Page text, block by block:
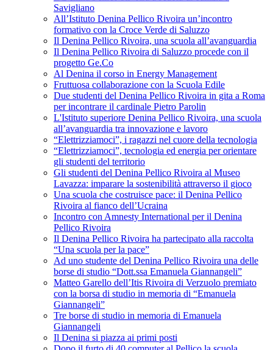
Savigliano
All’Istituto Denina Pellico Rivoira un’incontro
formativo con la Croce Verde di Saluzzo
Il Denina Pellico Rivoira, una scuola all’avanguardia
Il Denina Pellico Rivoira di Saluzzo procede con il
progetto Ge.Co
Al Denina il corso in Energy Management
Fruttuosa collaborazione con la Scuola Edile
Due studenti del Denina Pellico Rivoira in gita a Roma
per incontrare il cardinale Pietro Parolin
L'Istituto superiore Denina Pellico Rivoira, una scuola
all’avanguardia tra innovazione e lavoro
“Elettrizziamoci”, i ragazzi nel cuore della tecnologia
“Elettrizziamoci”, tecnologia ed energia per orientare
gli studenti del territorio
Gli studenti del Denina Pellico Rivoira al Museo
Lavazza: imparare la sostenibilità attraverso il gioco
Una scuola che costruisce pace: il Denina Pellico
Rivoira al fianco dell’Ucraina
Incontro con Amnesty International per il Denina
Pellico Rivoira
Il Denina Pellico Rivoira ha partecipato alla raccolta
“Una scuola per la pace”
Ad uno studente del Denina Pellico Rivoira una delle
borse di studio “Dott.ssa Emanuela Giannangeli”
Matteo Garello dell’Itis Rivoira di Verzuolo premiato
con la borsa di studio in memoria di “Emanuela
Giannangeli”
Tre borse di studio in memoria di Emanuela
Giannangeli
Il Denina si piazza ai primi posti